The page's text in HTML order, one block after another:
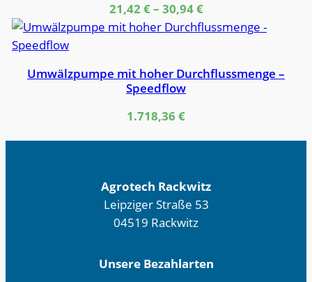
21,42€– 30,94€
Umwälzpumpe mit hoher Durchflussmenge –
Speedflow
1.718,36 €
Agrotech Rackwitz
Leipziger Straße 53
04519 Rackwitz
Unsere Bezahlarten